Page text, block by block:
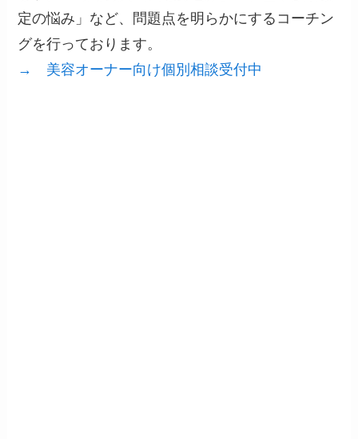
定の悩み」など、問題点を明らかにするコーチン
グを行っております。
→ 美容オーナー向け個別相談受付中